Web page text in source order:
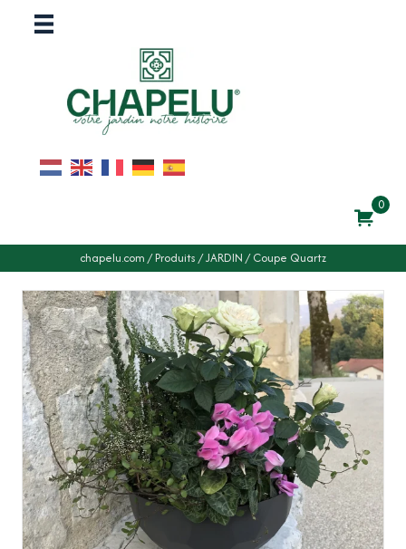
0
chapelu.com /Produits /JARDIN /Coupe Quartz